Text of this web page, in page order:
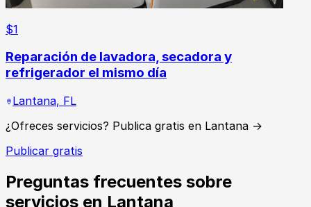
$1
Reparación de lavadora, secadora y
refrigerador el mismo día
Lantana, FL
¿Ofreces servicios? Publica gratis en Lantana →
Publicar gratis
Preguntas frecuentes sobre
servicios en Lantana